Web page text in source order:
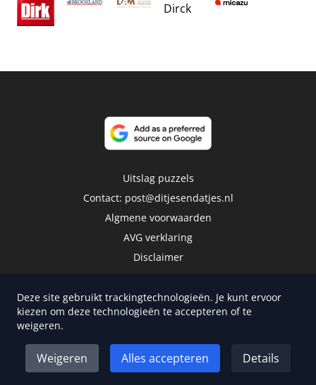
Uitslag puzzels
Contact: post@ditjesendatjes.nl
Algmene voorwaarden
AVG verklaring
Disclaimer
Deze site gebruikt trackingtechnologieën. Je kunt ervoor
kiezen om deze technologieën te accepteren of te
weigeren.
Weigeren Alles accepteren Details